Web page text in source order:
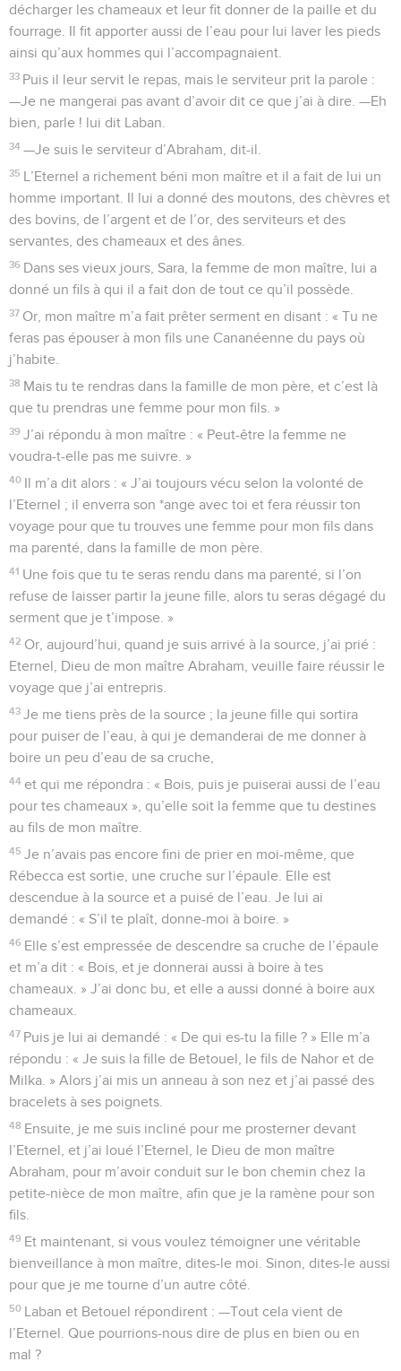
décharger les chameaux et leur fit donner de la paille et du
fourrage. Il fit apporter aussi de l’eau pour lui laver les pieds
ainsi qu’aux hommes qui l’accompagnaient.
33 Puis il leur servit le repas, mais le serviteur prit la parole :
—Je ne mangerai pas avant d’avoir dit ce que j’ai à dire. —Eh
bien, parle ! lui dit Laban.
34 —Je suis le serviteur d’Abraham, dit-il.
35 L’Eternel a richement béni mon maître et il a fait de lui un
homme important. Il lui a donné des moutons, des chèvres et
des bovins, de l’argent et de l’or, des serviteurs et des
servantes, des chameaux et des ânes.
36 Dans ses vieux jours, Sara, la femme de mon maître, lui a
donné un fils à qui il a fait don de tout ce qu’il possède.
37 Or, mon maître m’a fait prêter serment en disant : « Tu ne
feras pas épouser à mon fils une Cananéenne du pays où
j’habite.
38 Mais tu te rendras dans la famille de mon père, et c’est là
que tu prendras une femme pour mon fils. »
39 J’ai répondu à mon maître : « Peut-être la femme ne
voudra-t-elle pas me suivre. »
40 Il m’a dit alors : « J’ai toujours vécu selon la volonté de
l’Eternel ; il enverra son *ange avec toi et fera réussir ton
voyage pour que tu trouves une femme pour mon fils dans
ma parenté, dans la famille de mon père.
41 Une fois que tu te seras rendu dans ma parenté, si l’on
refuse de laisser partir la jeune fille, alors tu seras dégagé du
serment que je t’impose. »
42 Or, aujourd’hui, quand je suis arrivé à la source, j’ai prié :
Eternel, Dieu de mon maître Abraham, veuille faire réussir le
voyage que j’ai entrepris.
43 Je me tiens près de la source ; la jeune fille qui sortira
pour puiser de l’eau, à qui je demanderai de me donner à
boire un peu d’eau de sa cruche,
44 et qui me répondra : « Bois, puis je puiserai aussi de l’eau
pour tes chameaux », qu’elle soit la femme que tu destines
au fils de mon maître.
45 Je n’avais pas encore fini de prier en moi-même, que
Rébecca est sortie, une cruche sur l’épaule. Elle est
descendue à la source et a puisé de l’eau. Je lui ai
demandé : « S’il te plaît, donne-moi à boire. »
46 Elle s’est empressée de descendre sa cruche de l’épaule
et m’a dit : « Bois, et je donnerai aussi à boire à tes
chameaux. » J’ai donc bu, et elle a aussi donné à boire aux
chameaux.
47 Puis je lui ai demandé : « De qui es-tu la fille ? » Elle m’a
répondu : « Je suis la fille de Betouel, le fils de Nahor et de
Milka. » Alors j’ai mis un anneau à son nez et j’ai passé des
bracelets à ses poignets.
48 Ensuite, je me suis incliné pour me prosterner devant
l’Eternel, et j’ai loué l’Eternel, le Dieu de mon maître
Abraham, pour m’avoir conduit sur le bon chemin chez la
petite-nièce de mon maître, afin que je la ramène pour son
fils.
49 Et maintenant, si vous voulez témoigner une véritable
bienveillance à mon maître, dites-le moi. Sinon, dites-le aussi
pour que je me tourne d’un autre côté.
50 Laban et Betouel répondirent : —Tout cela vient de
l’Eternel. Que pourrions-nous dire de plus en bien ou en
mal ?